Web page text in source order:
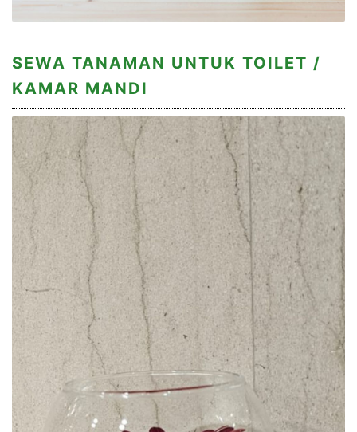
SEWA TANAMAN UNTUK TOILET /
KAMAR MANDI